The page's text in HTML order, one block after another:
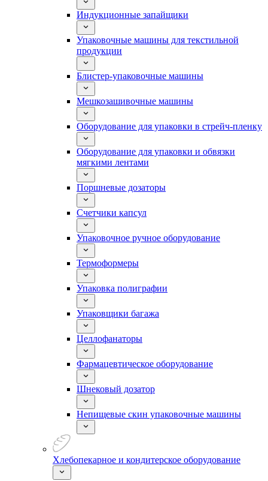
Индукционные запайщики
Упаковочные машины для текстильной
продукции
Блистер-упаковочные машины
Мешкозашивочные машины
Оборудование для упаковки в стрейч-пленку
Оборудование для упаковки и обвязки
мягкими лентами
Поршневые дозаторы
Счетчики капсул
Упаковочное ручное оборудование
Термоформеры
Упаковка полиграфии
Упаковщики багажа
Целлофанаторы
Фармацевтическое оборудование
Шнековый дозатор
Непищевые скин упаковочные машины
Хлебопекарное и кондитерское оборудование